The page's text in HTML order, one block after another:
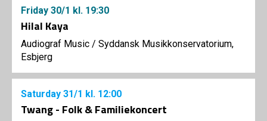
Friday 30/1 kl. 19:30
Hilal Kaya
Audiograf Music / Syddansk Musikkonservatorium,
Esbjerg
Saturday 31/1 kl. 12:00
Twang - Folk & Familiekoncert